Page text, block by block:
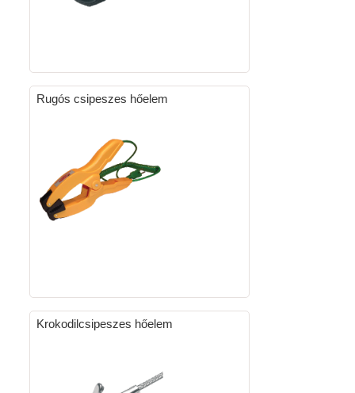
Rugós csipeszes hőelem
Krokodilcsipeszes hőelem